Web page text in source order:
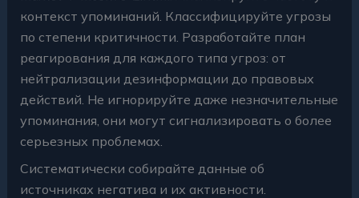
контекст упоминаний. Классифицируйте угрозы
по степени критичности. Разработайте план
реагирования для каждого типа угроз: от
нейтрализации дезинформации до правовых
действий. Не игнорируйте даже незначительные
упоминания, они могут сигнализировать о более
серьезных проблемах.
Систематически собирайте данные об
источниках негатива и их активности.